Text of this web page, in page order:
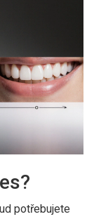
potřebujete